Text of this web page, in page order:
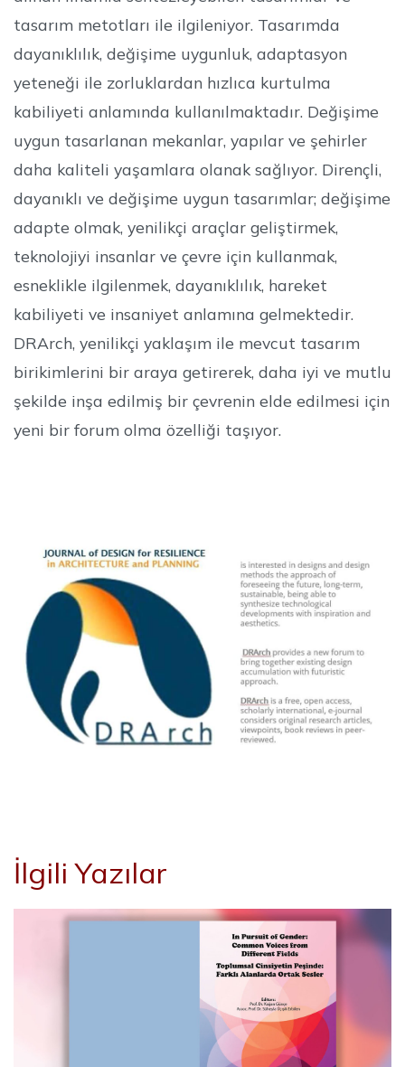
tasarım metotları ile ilgileniyor. Tasarımda
dayanıklılık, değişime uygunluk, adaptasyon
yeteneği ile zorluklardan hızlıca kurtulma
kabiliyeti anlamında kullanılmaktadır. Değişime
uygun tasarlanan mekanlar, yapılar ve şehirler
daha kaliteli yaşamlara olanak sağlıyor. Dirençli,
dayanıklı ve değişime uygun tasarımlar; değişime
adapte olmak, yenilikçi araçlar geliştirmek,
teknolojiyi insanlar ve çevre için kullanmak,
esneklikle ilgilenmek, dayanıklılık, hareket
kabiliyeti ve insaniyet anlamına gelmektedir.
DRArch, yenilikçi yaklaşım ile mevcut tasarım
birikimlerini bir araya getirerek, daha iyi ve mutlu
şekilde inşa edilmiş bir çevrenin elde edilmesi için
yeni bir forum olma özelliği taşıyor.
İlgili Yazılar